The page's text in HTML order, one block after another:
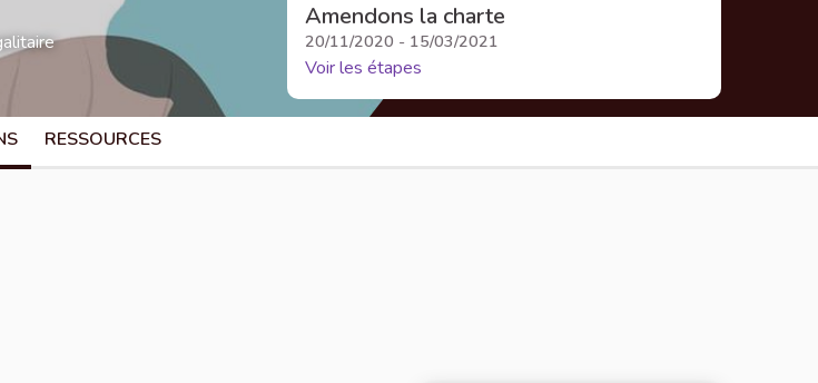
Amendons la charte
20/11/2020 - 15/03/2021
Voir les étapes
RESSOURCES